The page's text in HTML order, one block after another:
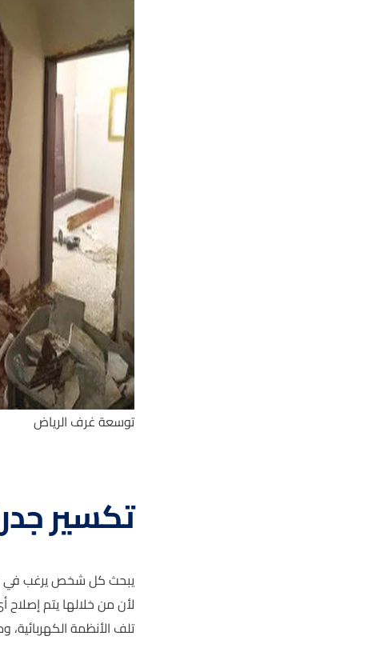
توسعة غرف الرياض
تكسير
يبحث كل شخص يرغب في
لأن من خلالها يتم
تلف الأنظمة